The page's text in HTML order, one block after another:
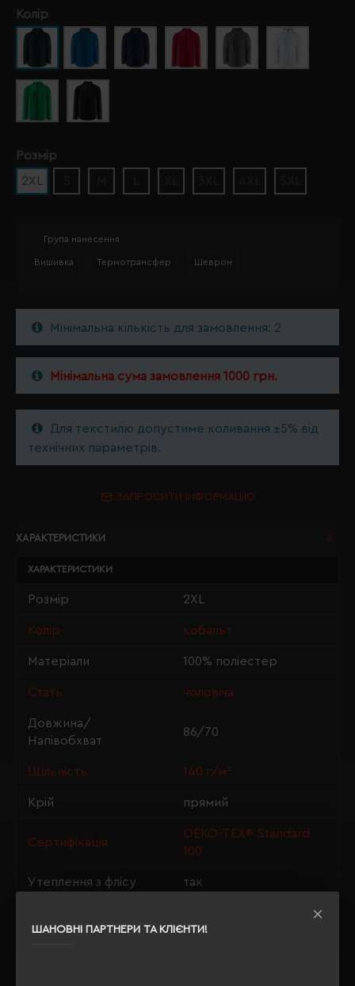
ШАНОВНІ ПАРТНЕРИ ТА КЛІЄНТИ!
Колір
Розмір
2XL
Група нанесення
Вишивка Термотрансфер Шеврон
Мінімальна кількість для замовлення: 2
Мінімальна сума замовлення 1000 грн.
Для текстилю допустиме коливання ±5% від
технічних параметрів.
ЗАПРОСИТИ ІНФОРМАЦІЮ
ХАРАКТЕРИСТИКИ
ХАРАКТЕРИСТИКИ
Розмір 2XL
Колір кобальт
Матеріали 100% поліестер
Стать чоловіча
Довжина/
Напівобхват
86/70
Щільність 140 г/м²
Крій прямий
Сертифікація
OEKO-TEX® Standard
100
Утеплення з флісу так